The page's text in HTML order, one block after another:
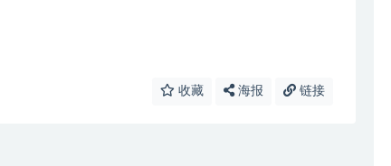
收藏 海报 链接